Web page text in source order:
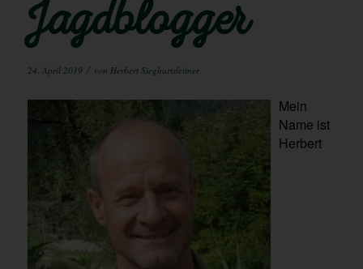
Jagdblogger
24. April 2019 / von Herbert Sieghartsleitner
Mein
Name ist
Herbert